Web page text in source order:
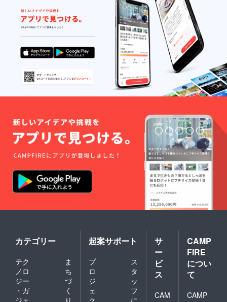
カテゴリー
テク
ノロ
ジー
・ガ
ジェ
ま
ち
づ
く
り
起案サポート
プ
ロ
ジ
ェ
ク
ス
タ
ッ
フ
に
サ
ー
ビ
ス
CAM
CAMP
FIRE
につい
て
CAMP